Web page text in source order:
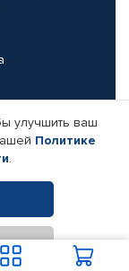
улучшить ваш
Политике
.